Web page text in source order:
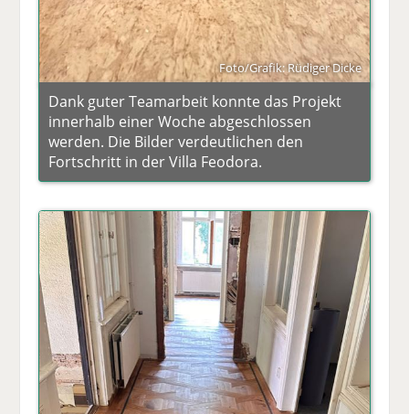
Foto/Grafik: Rüdiger Dicke
Dank guter Teamarbeit konnte das Projekt
innerhalb einer Woche abgeschlossen
werden. Die Bilder verdeutlichen den
Fortschritt in der Villa Feodora.